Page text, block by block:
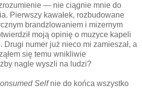
— nie ciągnie mnie do
Pierwszy kawałek, rozbudowane
brandzlowaniem i mizernym
moją opinię o muzyce kapeli
Drugi numer już nieco mi zamieszał, a
się temu wnikliwie
nagle wyszli na ludzi?
Selfnie do końca wszystko